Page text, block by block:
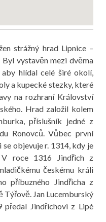
strážný hrad Lipnice –
Byl vystavěn mezi dvěma
hlídal celé širé okolí,
a kupecké stezky, které
na rozhraní Království
Hrad založil kolem
příslušník jedné z
Ronovců. Vůbec první
objevuje r. 1314, kdy je
V roce 1316 Jindřich z
českému králi
příbuzného Jindřicha z
Týřově. Jan Lucemburský
předal Jindřichovi z Lipé